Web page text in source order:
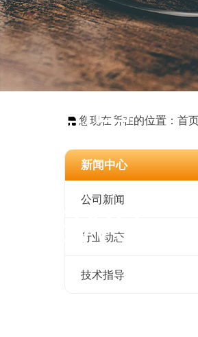
新闻中
NEWS
您现在所在的位置：首
新闻中心
公司新闻
行业动态
技术指导